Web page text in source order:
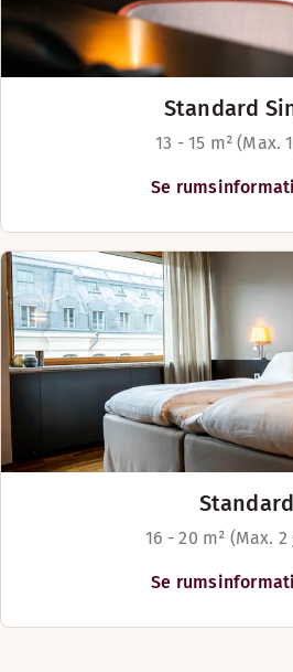
Standard
13 - 15 m² (Max.
Se
Standard
16 - 20 m² (Max.
Se